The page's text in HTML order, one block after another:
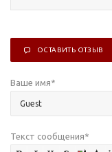
ОСТАВИТЬ ОТЗЫВ
Ваше имя*
Текст сообщения*